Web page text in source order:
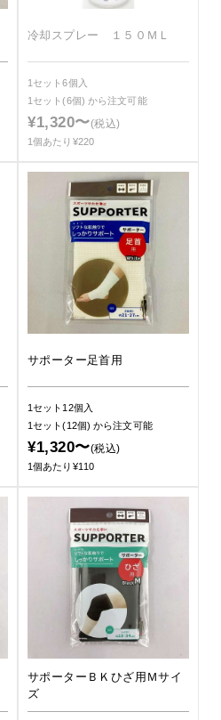
冷却スプレー １５０ＭＬ
1セット6個入
1セット(6個) から注文可能
¥1,320〜(税込)
1個あたり¥220
サポーター足首用
1セット12個入
1セット(12個)から注文可能
¥1,320〜(税込)
1個あたり¥110
サポーターＢＫひざ用Ｍサイ
ズ